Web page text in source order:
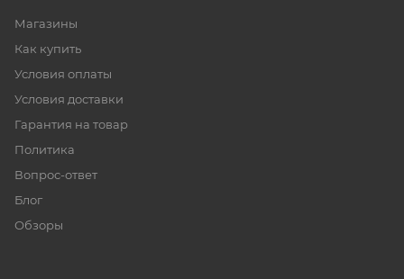
Магазины
Как купить
Условия оплаты
Условия доставки
Гарантия на товар
Политика
Вопрос-ответ
Блог
Обзоры